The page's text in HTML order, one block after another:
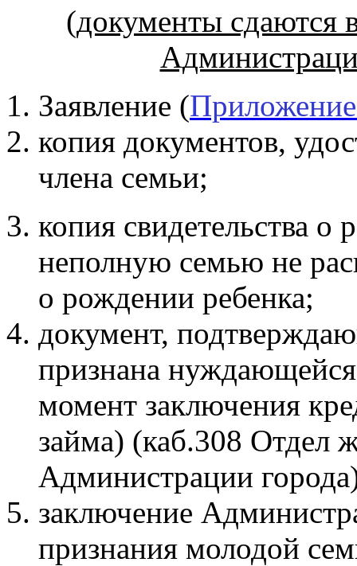
(документы сдаются
Заявление (
копия документов,
члена семьи;
копия свидетельства о
неполную семью не
о рождении ребенка;
документ,
признана
момент заключения
займа) (каб.308 Отдел
Администрации
заключение
признания молодой